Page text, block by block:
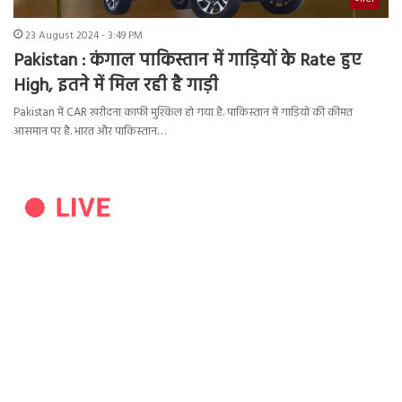
23 August 2024 - 3:49 PM
Pakistan : कंगाल पाकिस्तान में गाड़ियों के Rate हुए
High, इतने में मिल रही है गाड़ी
Pakistan में CAR खरीदना काफी मुश्किल हो गया है. पाकिस्तान में गाड़ियों की कीमत
आसमान पर है. भारत और पाकिस्तान…